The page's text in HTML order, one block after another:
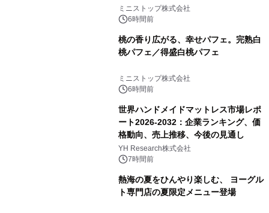
クーポンもらえる！※1
ミニストップ株式会社
6時間前
桃の香り広がる、幸せパフェ。完熟白
桃パフェ／得盛白桃パフェ
ミニストップ株式会社
6時間前
世界ハンドメイドマットレス市場レポ
ート2026-2032：企業ランキング、価
格動向、売上推移、今後の見通し
YH Research株式会社
7時間前
熱海の夏をひんやり楽しむ、 ヨーグル
ト専門店の夏限定メニュー登場